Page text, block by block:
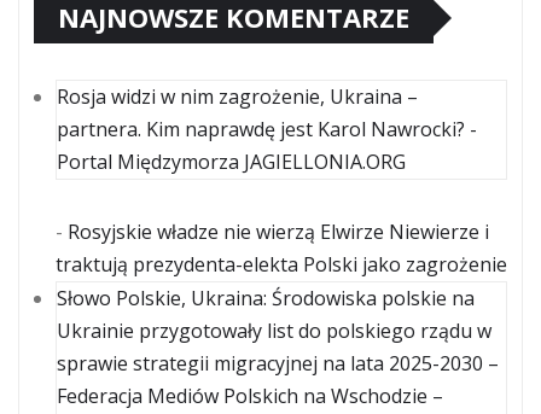
NAJNOWSZE KOMENTARZE
Rosja widzi w nim zagrożenie, Ukraina –
partnera. Kim naprawdę jest Karol Nawrocki? -
Portal Międzymorza JAGIELLONIA.ORG
- Rosyjskie władze nie wierzą Elwirze Niewierze i
traktują prezydenta-elekta Polski jako zagrożenie
Słowo Polskie, Ukraina: Środowiska polskie na
Ukrainie przygotowały list do polskiego rządu w
sprawie strategii migracyjnej na lata 2025-2030 –
Federacja Mediów Polskich na Wschodzie –